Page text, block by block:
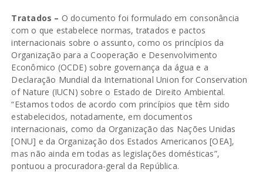
Tratados – O documento foi formulado em consonância
com o que estabelece normas, tratados e pactos
internacionais sobre o assunto, como os princípios da
Organização para a Cooperação e Desenvolvimento
Econômico (OCDE) sobre governança da água e a
Declaração Mundial da International Union for Conservation
of Nature (IUCN) sobre o Estado de Direito Ambiental.
“Estamos todos de acordo com princípios que têm sido
estabelecidos, notadamente, em documentos
internacionais, como da Organização das Nações Unidas
[ONU] e da Organização dos Estados Americanos [OEA],
mas não ainda em todas as legislações domésticas”,
pontuou a procuradora-geral da República.